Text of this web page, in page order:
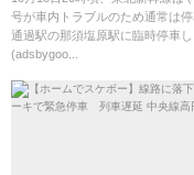
塩原に臨時停車 警察が出
鳴り声も
号が車内トラブルのため通常は
通過駅の那須塩原駅に臨時停車し
(adsbygoo...